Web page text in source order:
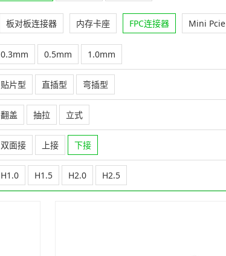
板对板连接器 内存卡座 FPC连接器 Mini Pcie
0.3mm 0.5mm 1.0mm
贴片型 直插型 弯插型
翻盖 抽拉 立式
双面接 上接 下接
H1.0 H1.5 H2.0 H2.5